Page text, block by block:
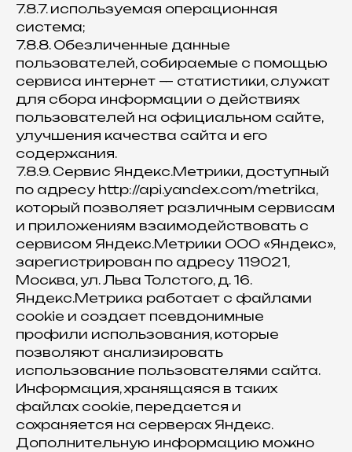
7.8.7. используемая операционная
система;
7.8.8. Обезличенные данные
пользователей, собираемые с помощью
сервиса интернет — статистики, служат
для сбора информации о действиях
пользователей на официальном сайте,
улучшения качества сайта и его
содержания.
7.8.9. Сервис Яндекс.Метрики, доступный
по адресу http://api.yandex.com/metrika,
который позволяет различным сервисам
и приложениям взаимодействовать с
сервисом Яндекс.Метрики ООО «Яндекс»,
зарегистрирован по адресу 119021,
Москва, ул. Льва Толстого, д. 16.
Яндекс.Метрика работает с файлами
cookie и создает псевдонимные
профили использования, которые
позволяют анализировать
использование пользователями сайта.
Информация, хранящаяся в таких
файлах cookie, передается и
сохраняется на серверах Яндекс.
Дополнительную информацию можно